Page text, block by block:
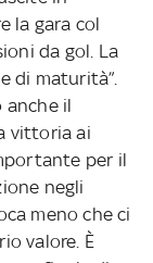
la gara col
da gol. La
di maturità”.
anche il
vittoria ai
per il
negli
meno che ci
valore. È